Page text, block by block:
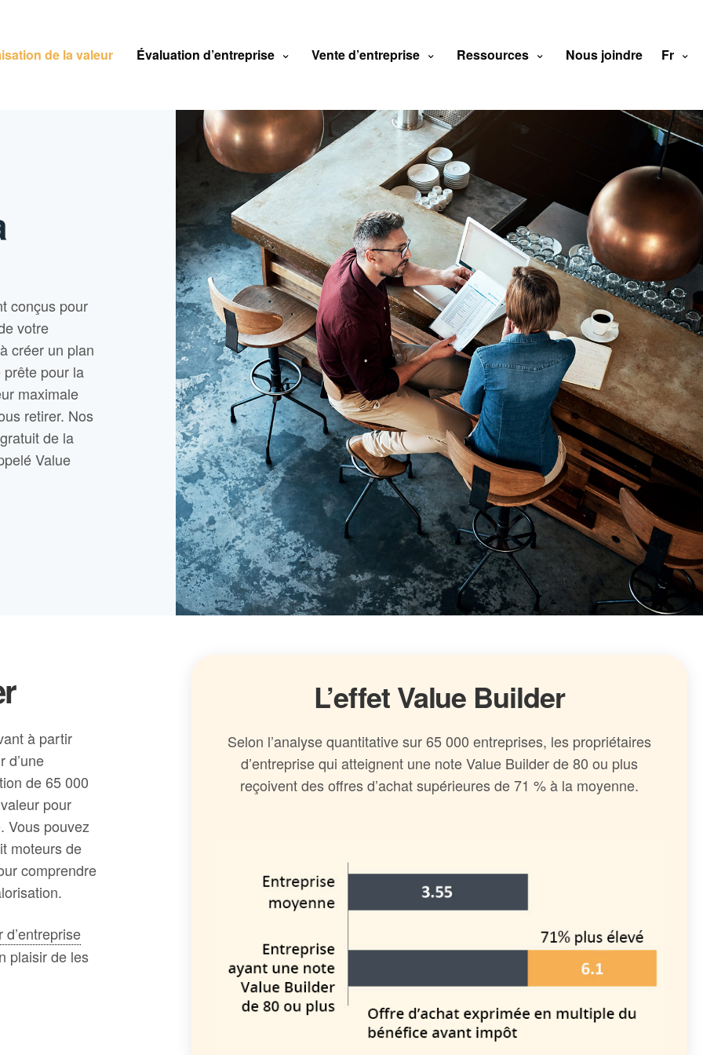
de la valeur Évaluation d’entreprise Vente d’entreprise Ressources Nous joindre Fr
conçus pour
votre
créer un plan
pour la
maximale
retirer. Nos
de la
Value
à partir
d’une
de 65 000
pour
Vous pouvez
moteurs de
comprendre
d’entreprise
plaisir de les
L’effet Value Builder
Selon l’analyse quantitative sur 65 000 entreprises, les propriétaires
d’entreprise qui atteignent une note Value Builder de 80 ou plus
reçoivent des offres d’achat supérieures de 71 % à la moyenne.